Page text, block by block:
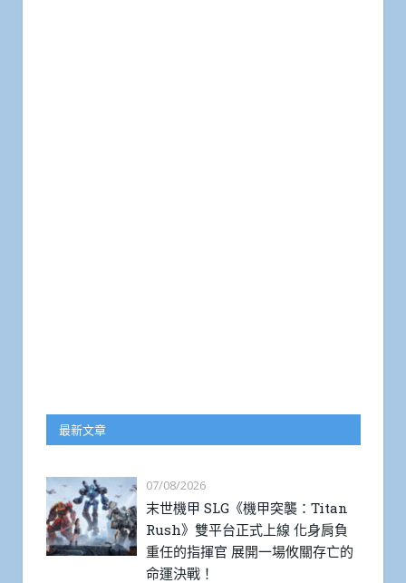
最新文章
07/08/2026
末世機甲 SLG《機甲突襲：Titan
Rush》雙平台正式上線 化身肩負
重任的指揮官 展開一場攸關存亡的
命運決戰！